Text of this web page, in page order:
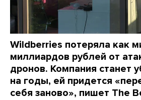
Wildberries потеряла как
миллиардов рублей от
дронов. Компания станет
на годы, ей придется
себя заново», пишет The